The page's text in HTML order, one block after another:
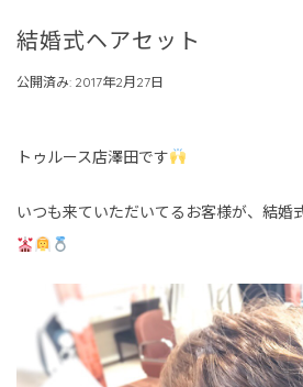
結婚式ヘアセット
公開済み: 2017年2月27日
トゥルース店澤田です
いつも来ていただいてるお客様が、結婚